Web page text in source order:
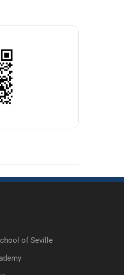
of Seville